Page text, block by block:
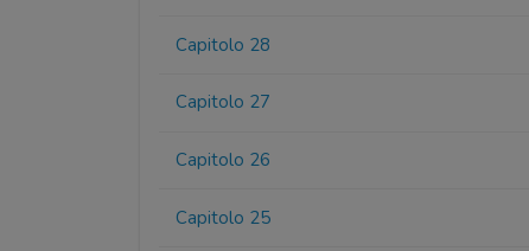
Capitolo 28
Capitolo 27
Capitolo 26
Capitolo 25